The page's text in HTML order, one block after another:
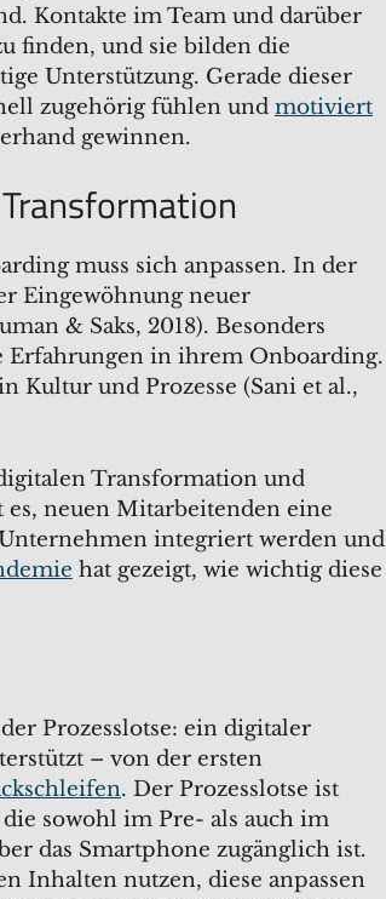
Kontakte im Team und darüber
finden, und sie bilden die
Unterstützung. Gerade dieser
zugehörig fühlen und motiviert
gewinnen.
muss sich anpassen. In der
Eingewöhnung neuer
& Saks, 2018). Besonders
Erfahrungen in ihrem Onboarding.
Kultur und Prozesse (Sani et al.,
Transformation und
neuen Mitarbeitenden eine
integriert werden und
hat gezeigt, wie wichtig diese
Prozesslotse: ein digitaler
– von der ersten
. Der Prozesslotse ist
sowohl im Pre- als auch im
das Smartphone zugänglich ist.
Inhalten nutzen, diese anpassen